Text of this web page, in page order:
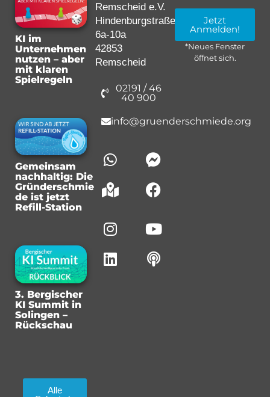
KI im
Unternehmen
nutzen – aber
mit klaren
Spielregeln
Gemeinsam
nachhaltig: Die
Gründerschmie
de ist jetzt
Refill-Station
3. Bergischer
KI Summit in
Solingen –
Rückschau
Alle
Remscheid e.V.
Hindenburgstraße
6a-10a
42853
Remscheid
02191 / 46
40 900
info@gruenderschmiede.org
Jetzt
Anmelden!
*Neues Fenster
öffnet sich.